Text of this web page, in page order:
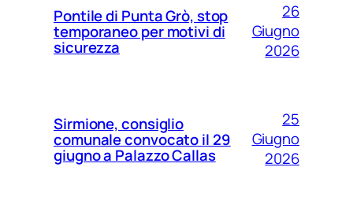
Pontile di Punta Grò, stop
temporaneo per motivi di
sicurezza
26
Giugno
2026
Sirmione, consiglio
comunale convocato il 29
giugno a Palazzo Callas
25
Giugno
2026